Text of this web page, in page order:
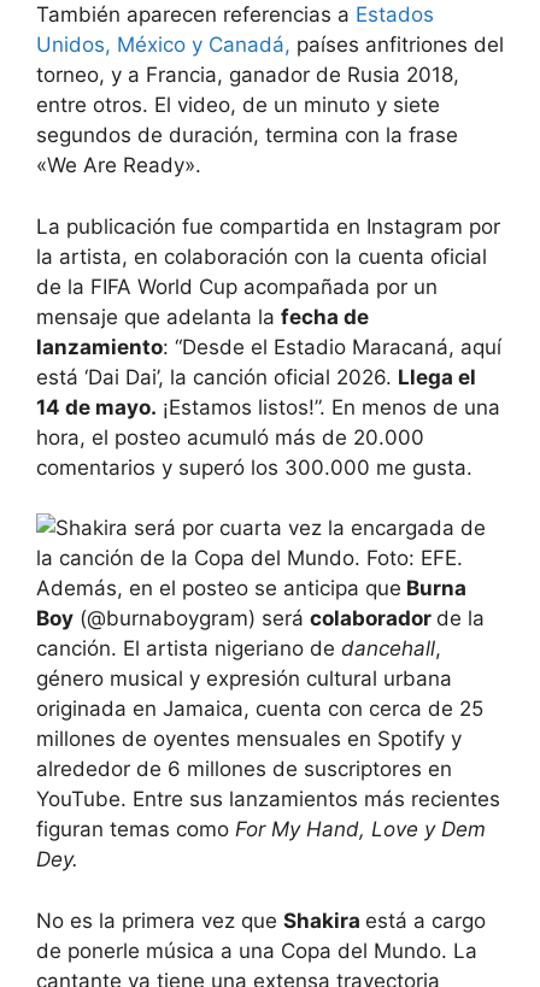
También aparecen referencias a Estados
Unidos, México y Canadá, países anfitriones del
torneo, y a Francia, ganador de Rusia 2018,
entre otros. El video, de un minuto y siete
segundos de duración, termina con la frase
«We Are Ready».
La publicación fue compartida en Instagram por
la artista, en colaboración con la cuenta oficial
de la FIFA World Cup acompañada por un
mensaje que adelanta la fecha de
lanzamiento: “Desde el Estadio Maracaná, aquí
está ‘Dai Dai’, la canción oficial 2026. Llega el
14 de mayo. ¡Estamos listos!”. En menos de una
hora, el posteo acumuló más de 20.000
comentarios y superó los 300.000 me gusta.
Además, en el posteo se anticipa que Burna
Boy (@burnaboygram) será colaborador de la
canción. El artista nigeriano de dancehall,
género musical y expresión cultural urbana
originada en Jamaica, cuenta con cerca de 25
millones de oyentes mensuales en Spotify y
alrededor de 6 millones de suscriptores en
YouTube. Entre sus lanzamientos más recientes
figuran temas como For My Hand, Love y Dem
Dey.
No es la primera vez que Shakira está a cargo
de ponerle música a una Copa del Mundo. La
cantante ya tiene una extensa trayectoria